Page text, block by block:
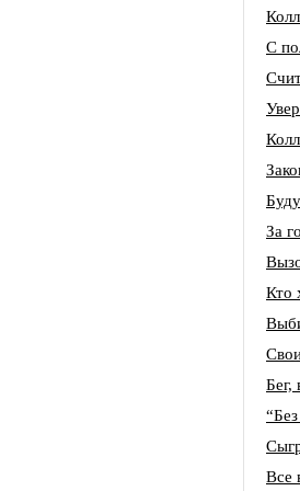
С
За
Кто
Бег,
Все